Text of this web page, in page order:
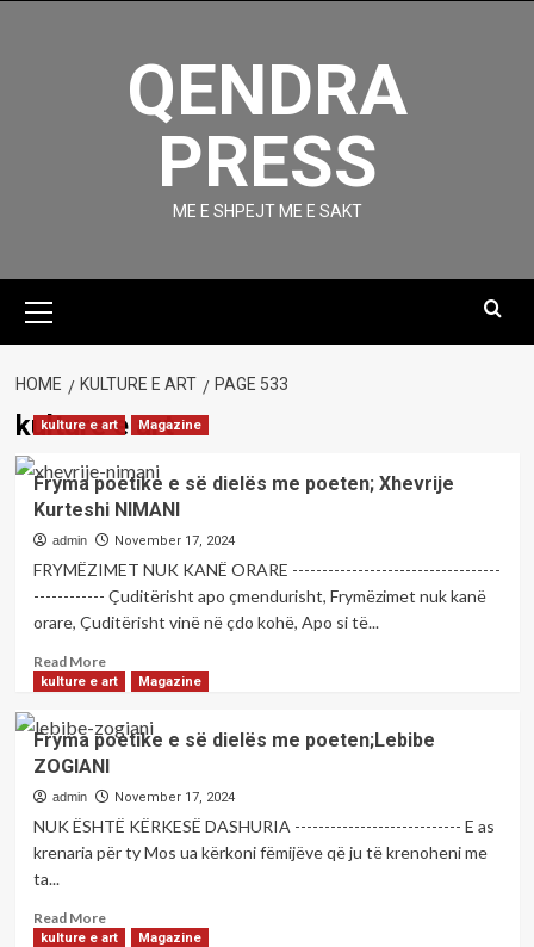
QENDRA
PRESS
ME E SHPEJT ME E SAKT
Menu
HOME KULTURE E ART PAGE 533
kulture e art
kulture e art Magazine
Fryma poetike e së dielës me poeten; Xhevrije
Kurteshi NIMANI
admin November 17, 2024
FRYMËZIMET NUK KANË ORARE -----------------------------------
------------ Çuditërisht apo çmendurisht, Frymëzimet nuk kanë
orare, Çuditërisht vinë në çdo kohë, Apo si të...
Read MoreRead
more
Fryma
poetike
e
së
dielës
poeten;
NIMANI
kulture e art Magazine
Fryma poetike e së dielës me poeten;Lebibe
ZOGIANI
admin November 17, 2024
NUK ËSHTË KËRKESË DASHURIA ---------------------------- E as
krenaria për ty Mos ua kërkoni fëmijëve që ju të krenoheni me
ta...
Read MoreRead
more
kulture e art Magazine